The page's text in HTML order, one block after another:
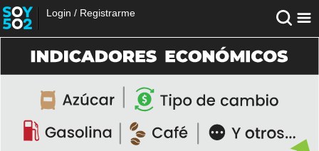
Login / Registrarme